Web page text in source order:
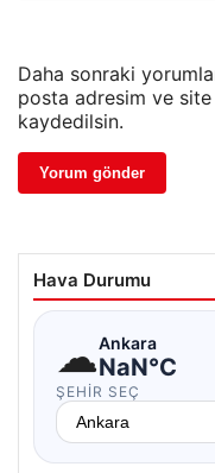
Daha sonraki
posta adresim ve site
kaydedilsin.
Hava Durumu
☁Ankara
NaN°C
ŞEHIR SEÇ